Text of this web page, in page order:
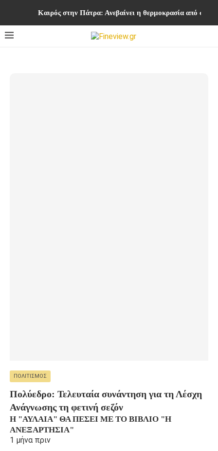
Καιρός στην Πάτρα: Ανεβαίνει η θερμοκρασία από
ΠΟΛΙΤΙΣΜΌΣ
Πολύεδρο: Τελευταία συνάντηση για τη Λέσχη
Ανάγνωσης τη φετινή σεζόν
Η "ΑΥΛΑΊΑ" ΘΑ ΠΈΣΕΙ ΜΕ ΤΟ ΒΙΒΛΊΟ "Η
ΑΝΕΞΑΡΤΗΣΊΑ"
1 μήνα πριν